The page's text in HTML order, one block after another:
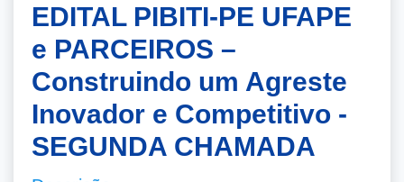
EDITAL PIBITI-PE UFAPE
e PARCEIROS –
Construindo um Agreste
Inovador e Competitivo -
SEGUNDA CHAMADA